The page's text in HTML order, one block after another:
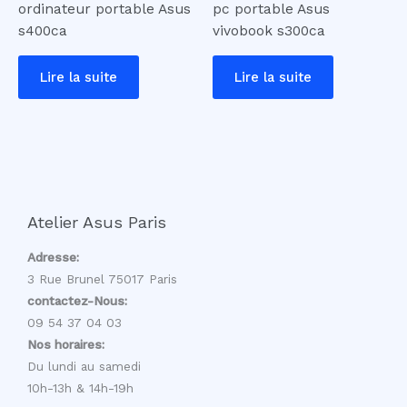
ordinateur portable Asus
s400ca
Lire la suite
pc portable Asus
vivobook s300ca
Lire la suite
Atelier Asus Paris
Adresse:
3 Rue Brunel 75017 Paris
contactez-Nous:
09 54 37 04 03
Nos horaires:
Du lundi au samedi
10h-13h & 14h-19h